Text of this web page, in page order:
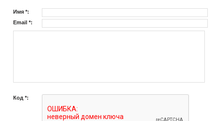
Имя *:
Email *:
Код *: